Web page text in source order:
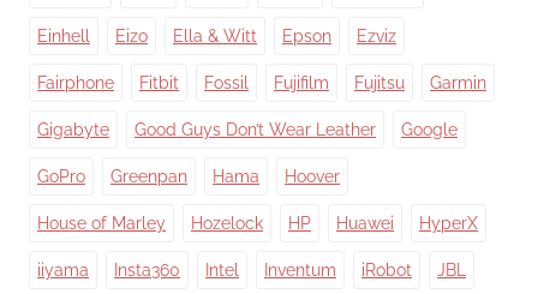
Einhell Eizo Ella & Witt Epson Ezviz
Fairphone Fitbit Fossil Fujifilm Fujitsu Garmin
Gigabyte Good Guys Don’t Wear Leather Google
GoPro Greenpan Hama Hoover
House of Marley Hozelock HP Huawei HyperX
iiyama Insta360 Intel Inventum iRobot JBL